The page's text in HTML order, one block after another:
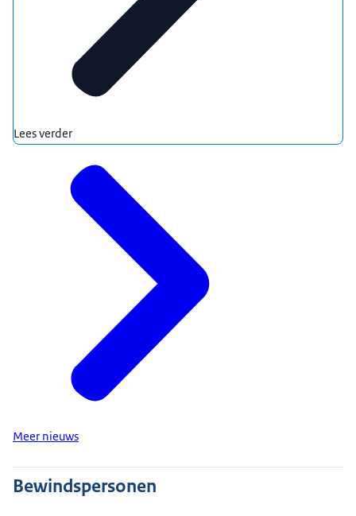
Lees verder
Meer nieuws
Bewindspersonen